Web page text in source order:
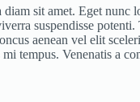
sit amet. Eget
suspendisse
aenean vel elit
tempus. Venenatis a